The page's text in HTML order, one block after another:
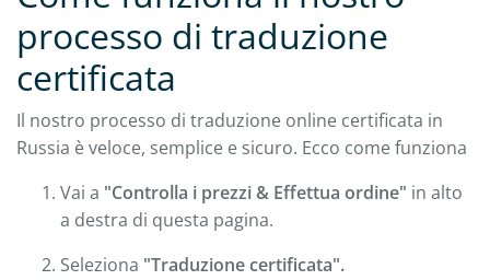
processo di traduzione
certificata
Il nostro processo di traduzione online certificata in
Russia è veloce, semplice e sicuro. Ecco come funziona
Vai a "Controlla i prezzi & Effettua ordine" in alto
a destra di questa pagina.
Seleziona "Traduzione certificata".